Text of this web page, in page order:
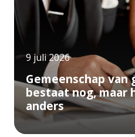
9 juli 2026
Gemeenschap van
bestaat nog, maar
anders